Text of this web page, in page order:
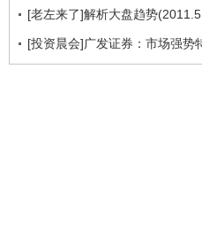
[老左来了]解析大盘趋势
[投资晨会]广发证券：市场强势